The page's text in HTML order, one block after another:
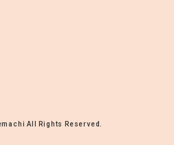
All Rights Reserved.